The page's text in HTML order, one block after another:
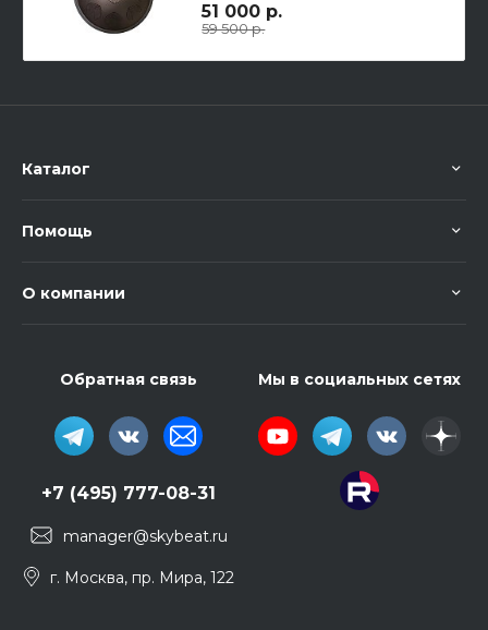
51 000 р.
59 500 р.
Каталог
Помощь
О компании
Обратная связь
+7 (495) 777-08-31
manager@skybeat.ru
г. Москва, пр. Мира, 122
Мы в социальных сетях